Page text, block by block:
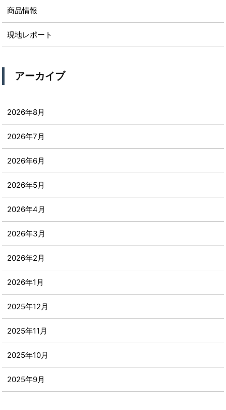
商品情報
現地レポート
アーカイブ
2026年8月
2026年7月
2026年6月
2026年5月
2026年4月
2026年3月
2026年2月
2026年1月
2025年12月
2025年11月
2025年10月
2025年9月